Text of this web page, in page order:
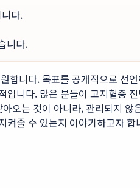
다.
니다.
니다. 목표를 공개적으로 선
니다. 많은 분들이 고지혈증
오는 것이 아니라, 관리되지
켜줄 수 있는지 이야기하고자 합